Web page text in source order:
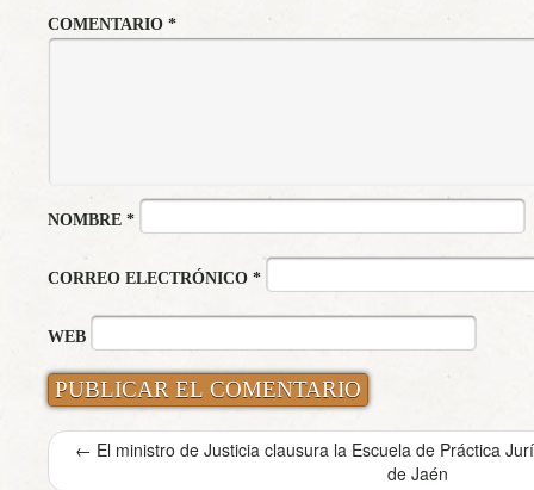
COMENTARIO *
NOMBRE *
CORREO ELECTRÓNICO *
WEB
← El ministro de Justicia clausura la Escuela de Práctica
de Jaén